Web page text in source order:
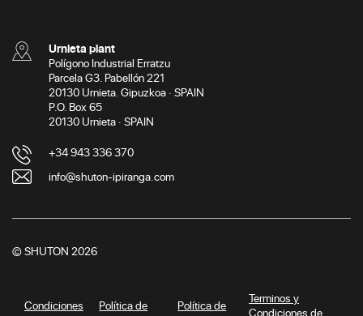
Urnieta plant
Polígono Industrial Erratzu
Parcela G3. Pabellón 221
20130 Urnieta. Gipuzkoa · SPAIN
P.O. Box 65
20130 Urnieta · SPAIN
+34 943 336 370
info@shuton-ipiranga.com
© SHUTON 2026
Condiciones
Política de
Política de
Terminos y
Condiciones de